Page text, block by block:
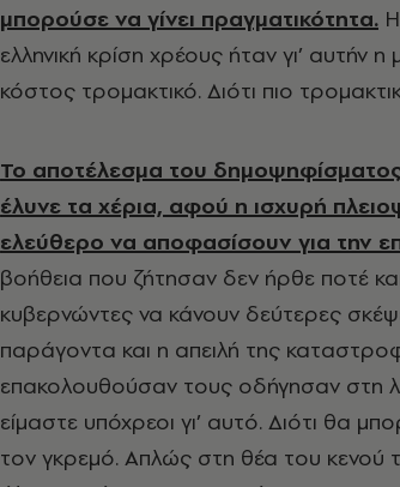
μπορούσε να γίνει πραγματικότητα.
ελληνική κρίση χρέους ήταν γι’ αυτήν
κόστος τρομακτικό. Διότι πιο
Το αποτέλεσμα του
έλυνε τα χέρια, αφού η ισχυρή
ελεύθερο να αποφασίσουν για την
βοήθεια που ζήτησαν δεν ήρθε ποτέ
κυβερνώντες να κάνουν δεύτερες
παράγοντα και η απειλή της
επακολουθούσαν τους οδήγησαν στη
είμαστε υπόχρεοι γι’ αυτό. Διότι θα
τον γκρεμό. Απλώς στη θέα του κενού